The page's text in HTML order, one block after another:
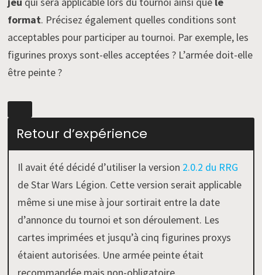
format. Précisez également quelles conditions sont
acceptables pour participer au tournoi. Par exemple, les
figurines proxys sont-elles acceptées ? L’armée doit-elle
être peinte ?
Retour d’expérience
Il avait été décidé d’utiliser la version 2.0.2 du RRG
de Star Wars Légion. Cette version serait applicable
même si une mise à jour sortirait entre la date
d’annonce du tournoi et son déroulement. Les
cartes imprimées et jusqu’à cinq figurines proxys
étaient autorisées. Une armée peinte était